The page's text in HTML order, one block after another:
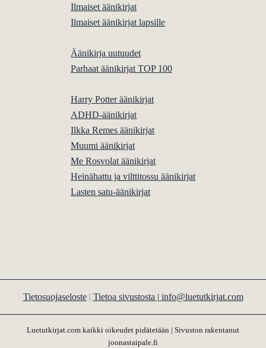
Ilmaiset äänikirjat
Ilmaiset äänikirjat lapsille
Äänikirja uutuudet
Parhaat äänikirjat TOP 100
Harry Potter äänikirjat
ADHD-äänikirjat
Ilkka Remes äänikirjat
Muumi äänikirjat
Me Rosvolat äänikirjat
Heinähattu ja vilttitossu äänikirjat
Lasten satu-äänikirjat
Tietosuojaseloste| Tietoa sivustosta | info@luetutkirjat.com
Luetutkirjat.com kaikki oikeudet pidätetään | Sivuston rakentanut
joonastaipale.fi